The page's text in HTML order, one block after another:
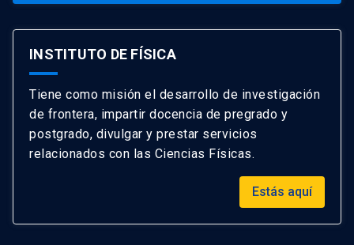
INSTITUTO DE FÍSICA
Tiene como misión el desarrollo de investigación
de frontera, impartir docencia de pregrado y
postgrado, divulgar y prestar servicios
relacionados con las Ciencias Físicas.
Estás aquí